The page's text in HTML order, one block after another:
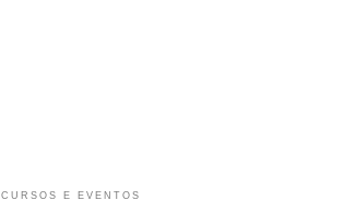
CURSOS E EVENTOS